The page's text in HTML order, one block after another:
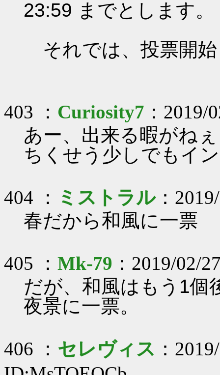
23:59 までとします。
それでは、投票開
403 ： Curiosity7 ：
あー、出来る暇がね
ちくせう少しでもイ
404 ： ミストラル：
春だから和風に一票
405 ： Mk-79 ：2019/02/
だが、和風はもう1個
夜景に一票。
406 ： セレヴィス ：